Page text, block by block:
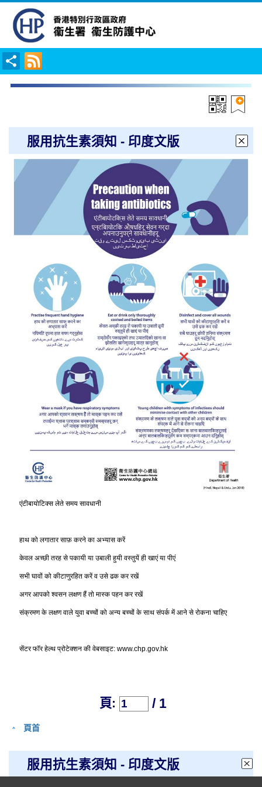
服用抗生素須知 - 印度文版
एंटीबायोटिक्स लेते समय सावधानी
हाथ को लगातार साफ़ करने का अभ्यास करें
केवल अच्छी तरह से पकायी या उबाली हुयी वस्तुयें ही खाएं या पीएं
सभी घावों को कीटाणुरहित करें व उसे ढक कर रखें
अगर आपको श्वसन लक्षण हैं तो मास्क पहन कर रखें
संक्रमण के लक्षण वाले युवा बच्चों को अन्य बच्चों के साथ संपर्क में आने से रोकना चाहिए
सेंटरफॉरहेल्थप्रोटेक्शनकीवेबसाइट: www.chp.gov.hk
頁: / 1
頁首
服用抗生素須知 - 印度文版